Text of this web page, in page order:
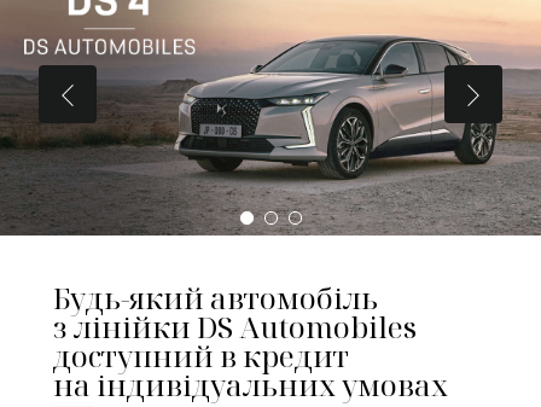
ПОПЕРЕДНЯ ДАЛІ
Будь-який автомобіль
з лінійки DS Automobiles
доступний в кредит
на індивідуальних умовах